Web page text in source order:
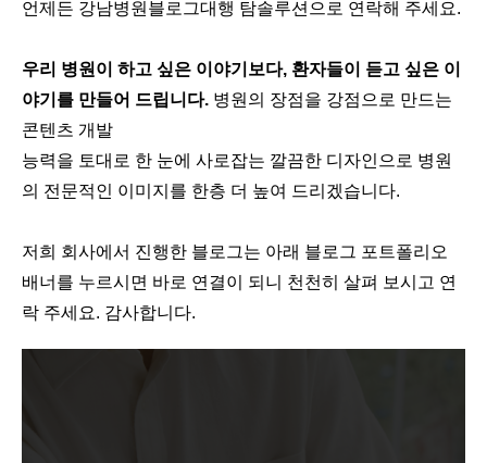
언제든 강남병원블로그대행 탐솔루션으로 연락해 주세요.
우리 병원이 하고 싶은 이야기보다, 환자들이 듣고 싶은 이
야기를 만들어 드립니다. 병원의 장점을 강점으로 만드는
콘텐츠 개발
능력을 토대로 한 눈에 사로잡는 깔끔한 디자인으로 병원
의 전문적인 이미지를 한층 더 높여 드리겠습니다.
저희 회사에서 진행한 블로그는 아래 블로그 포트폴리오
배너를 누르시면 바로 연결이 되니 천천히 살펴 보시고 연
락 주세요. 감사합니다.